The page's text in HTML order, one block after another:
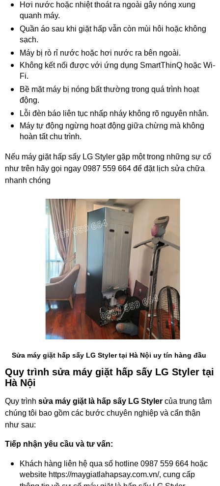
Hơi nước hoặc nhiệt thoát ra ngoài gây nóng xung
quanh máy.
Quần áo sau khi giặt hấp vẫn còn mùi hôi hoặc không
sạch.
Máy bị rò rỉ nước hoặc hơi nước ra bên ngoài.
Không kết nối được với ứng dụng SmartThinQ hoặc Wi-
Fi.
Bề mặt máy bị nóng bất thường trong quá trình hoạt
động.
Lỗi đèn báo liên tục nhấp nháy không rõ nguyên nhân.
Máy tự động ngừng hoạt động giữa chừng mà không
hoàn tất chu trình.
Nếu máy giặt hấp sấy LG Styler gặp một trong những sự cố
như trên hãy gọi ngay 0987 559 664 để đặt lịch sửa chữa
nhanh chóng
Sửa máy giặt hấp sấy LG Styler tại Hà Nội uy tín hàng đầu
Quy trình sửa máy giặt hấp sấy LG Styler tại
Hà Nội
Quy trình sửa máy giặt là hấp sấy LG Styler của trung tâm
chúng tôi bao gồm các bước chuyên nghiệp và cẩn thận
như sau:
Tiếp nhận yêu cầu và tư vấn:
Khách hàng liên hệ qua số hotline 0987 559 664 hoặc
website https://maygiatlahapsay.com.vn/, cung cấp